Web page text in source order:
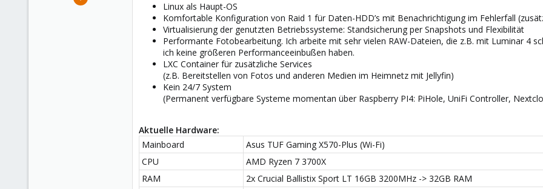
Linux als Haupt-OS
Komfortable Konfiguration von Raid 1 für Daten-HDD’s mit Benachrichtigung im Fehlerfall
Virtualisierung der genutzten Betriebssysteme: Standsicherung per Snapshots und Flexibilität
Performante Fotobearbeitung. Ich arbeite mit sehr vielen RAW-Dateien, die z.B. mit Luminar 4
ich keine größeren Performanceeinbußen haben.
LXC Container für zusätzliche Services
(z.B. Bereitstellen von Fotos und anderen Medien im Heimnetz mit Jellyfin)
Kein 24/7 System
(Permanent verfügbare Systeme momentan über Raspberry PI4: PiHole, UniFi Controller,
Aktuelle Hardware:
Mainboard
Asus TUF Gaming X570-Plus (Wi-Fi)
CPU
AMD Ryzen 7 3700X
RAM
2x Crucial Ballistix Sport LT 16GB 3200MHz -> 32GB RAM